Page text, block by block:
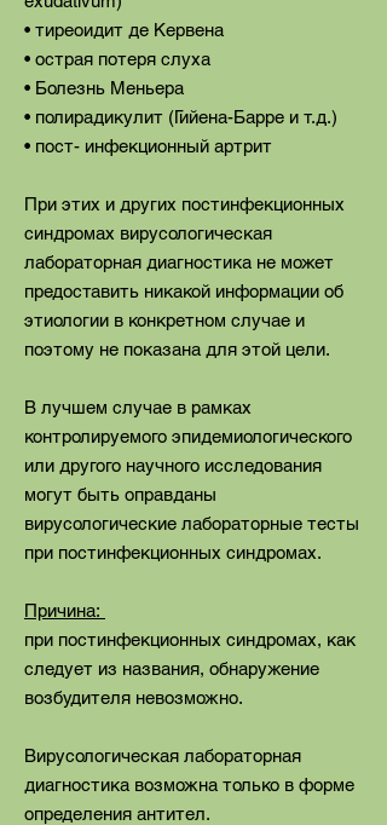
• тиреоидит де Кервена
• острая потеря слуха
• Болезнь Меньера
• полирадикулит (Гийена-Барре и т.д.)
• пост- инфекционный артрит
При этих и других постинфекционных
синдромах вирусологическая
лабораторная диагностика не может
предоставить никакой информации об
этиологии в конкретном случае и
поэтому не показана для этой цели.
В лучшем случае в рамках
контролируемого эпидемиологического
или другого научного исследования
могут быть оправданы
вирусологические лабораторные тесты
при постинфекционных синдромах.
Причина:
при постинфекционных синдромах, как
следует из названия, обнаружение
возбудителя невозможно.
Вирусологическая лабораторная
диагностика возможна только в форме
определения антител.